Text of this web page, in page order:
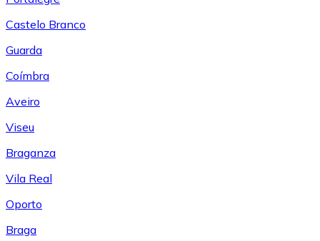
Castelo Branco
Guarda
Coímbra
Aveiro
Viseu
Braganza
Vila Real
Oporto
Braga